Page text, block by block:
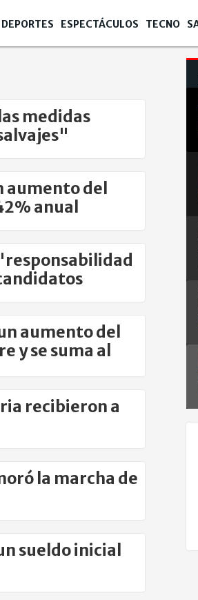
DEPORTES ESPECTÁCULOS TECNO
medidas
aumento del
anual
aumento del
y se suma al
recibieron a
la marcha de
sueldo inicial